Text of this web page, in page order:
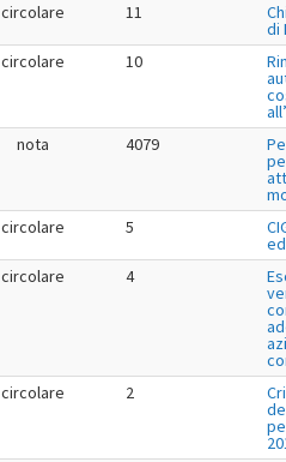
circolare 11
di
circolare 10
nota 4079
circolare 5
circolare 4
circolare 2